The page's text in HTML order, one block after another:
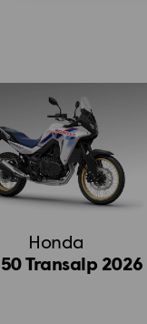
Honda
Transalp 2026